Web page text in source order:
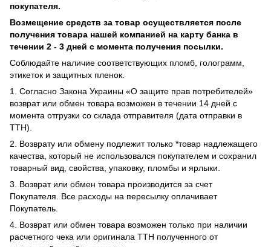
покупателя.
Возмещение средств за товар осуществляется после
получения товара нашей компанией на карту банка в
течении 2 - 3 дней с момента получения посылки.
Соблюдайте наличие соответствующих пломб, голограмм,
этикеток и защитных пленок.
1. Согласно Закона Украины «О защите прав потребителей»
возврат или обмен товара возможен в течении 14 дней с
момента отгрузки со склада отправителя (дата отправки в
ТТН).
2. Возврату или обмену подлежит только *товар надлежащего
качества, который не использовался покупателем и сохранил
товарный вид, свойства, упаковку, пломбы и ярлыки.
3. Возврат или обмен товара производится за счет
Покупателя. Все расходы на пересылку оплачивает
Покупатель.
4. Возврат или обмен товара возможен только при наличии
расчетного чека или оригинала ТТН полученного от